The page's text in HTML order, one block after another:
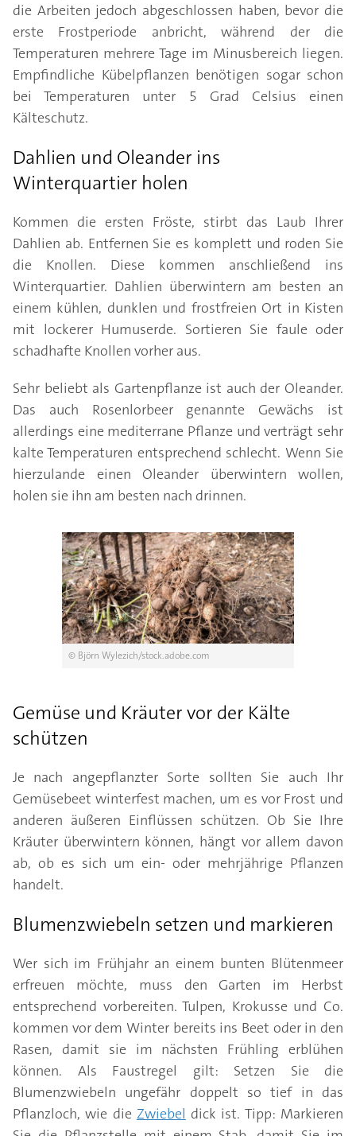
die Arbeiten jedoch abgeschlossen haben, bevor die
erste Frostperiode anbricht, während der die
Temperaturen mehrere Tage im Minusbereich liegen.
Empfindliche Kübelpflanzen benötigen sogar schon
bei Temperaturen unter 5 Grad Celsius einen
Kälteschutz.
Dahlien und Oleander ins
Winterquartier holen
Kommen die ersten Fröste, stirbt das Laub Ihrer
Dahlien ab. Entfernen Sie es komplett und roden Sie
die Knollen. Diese kommen anschließend ins
Winterquartier. Dahlien überwintern am besten an
einem kühlen, dunklen und frostfreien Ort in Kisten
mit lockerer Humuserde. Sortieren Sie faule oder
schadhafte Knollen vorher aus.
Sehr beliebt als Gartenpflanze ist auch der Oleander.
Das auch Rosenlorbeer genannte Gewächs ist
allerdings eine mediterrane Pflanze und verträgt sehr
kalte Temperaturen entsprechend schlecht. Wenn Sie
hierzulande einen Oleander überwintern wollen,
holen sie ihn am besten nach drinnen.
© Björn Wylezich/stock.adobe.com
Gemüse und Kräuter vor der Kälte
schützen
Je nach angepflanzter Sorte sollten Sie auch Ihr
Gemüsebeet winterfest machen, um es vor Frost und
anderen äußeren Einflüssen schützen. Ob Sie Ihre
Kräuter überwintern können, hängt vor allem davon
ab, ob es sich um ein- oder mehrjährige Pflanzen
handelt.
Blumenzwiebeln setzen und markieren
Wer sich im Frühjahr an einem bunten Blütenmeer
erfreuen möchte, muss den Garten im Herbst
entsprechend vorbereiten. Tulpen, Krokusse und Co.
kommen vor dem Winter bereits ins Beet oder in den
Rasen, damit sie im nächsten Frühling erblühen
können. Als Faustregel gilt: Setzen Sie die
Blumenzwiebeln ungefähr doppelt so tief in das
Pflanzloch, wie die Zwiebel dick ist. Tipp: Markieren